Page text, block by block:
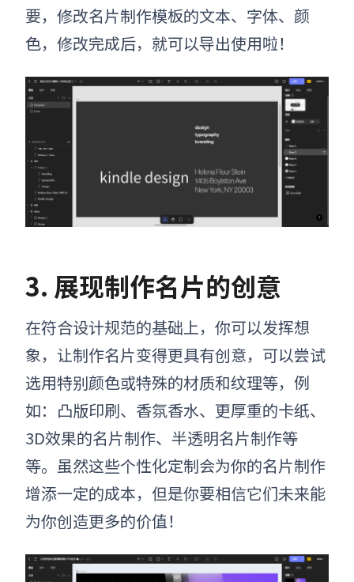
要，修改名片制作模板的文本、字体、颜
色，修改完成后，就可以导出使用啦！
3. 展现制作名片的创意
在符合设计规范的基础上，你可以发挥想
象，让制作名片变得更具有创意，可以尝试
选用特别颜色或特殊的材质和纹理等，例
如：凸版印刷、香氛香水、更厚重的卡纸、
3D效果的名片制作、半透明名片制作等
等。虽然这些个性化定制会为你的名片制作
增添一定的成本，但是你要相信它们未来能
为你创造更多的价值！